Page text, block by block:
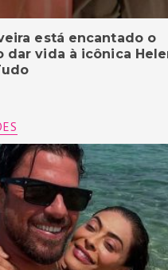
está encantado o
dar vida à icônica